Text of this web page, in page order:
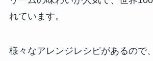
れています。
様々なアレンジレシピがあるので